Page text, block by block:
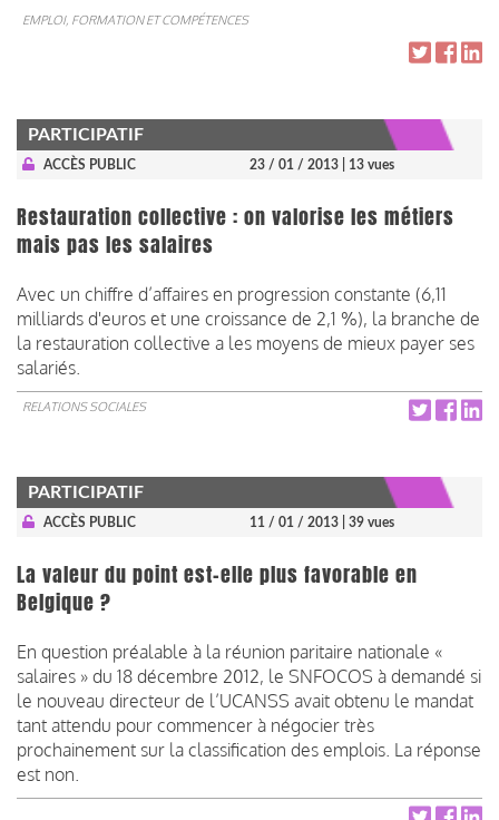
EMPLOI, FORMATION ET COMPÉTENCES
PARTICIPATIF
ACCÈS PUBLIC 23 / 01 / 2013 | 13 vues
Restauration collective : on valorise les métiers
mais pas les salaires
Avec un chiffre d’affaires en progression constante (6,11
milliards d'euros et une croissance de 2,1 %), la branche de
la restauration collective a les moyens de mieux payer ses
salariés.
RELATIONS SOCIALES
PARTICIPATIF
ACCÈS PUBLIC 11 / 01 / 2013 | 39 vues
La valeur du point est-elle plus favorable en
Belgique ?
En question préalable à la réunion paritaire nationale «
salaires » du 18 décembre 2012, le SNFOCOS à demandé si
le nouveau directeur de l’UCANSS avait obtenu le mandat
tant attendu pour commencer à négocier très
prochainement sur la classification des emplois. La réponse
est non.